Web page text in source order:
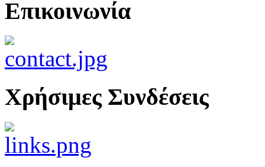
Επικοινωνία
Χρήσιμες Συνδέσεις